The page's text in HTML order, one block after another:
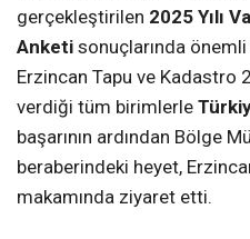
gerçekleştirilen 2025 Yılı
Anketi sonuçlarında
Erzincan Tapu ve Kadastro
verdiği tüm birimlerle
başarının ardından Bölge
beraberindeki heyet,
makamında ziyaret etti.